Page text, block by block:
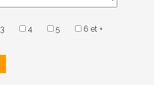
3 4 5 6 et +